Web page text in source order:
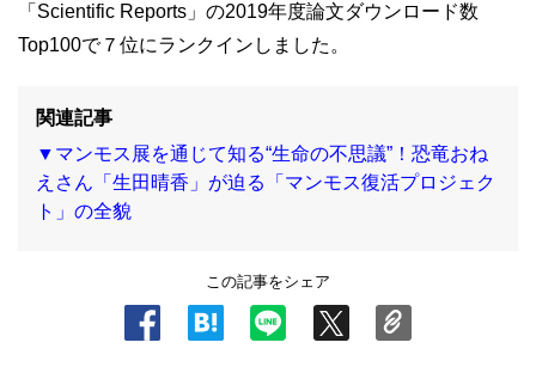
「Scientific Reports」の2019年度論文ダウンロード数
Top100で７位にランクインしました。
関連記事
▼マンモス展を通じて知る“生命の不思議”！恐竜おね
えさん「生田晴香」が迫る「マンモス復活プロジェク
ト」の全貌
この記事をシェア